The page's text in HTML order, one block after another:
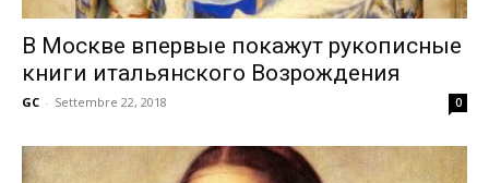
В Москве впервые покажут рукописные
книги итальянского Возрождения
GC - Settembre 22, 2018 0